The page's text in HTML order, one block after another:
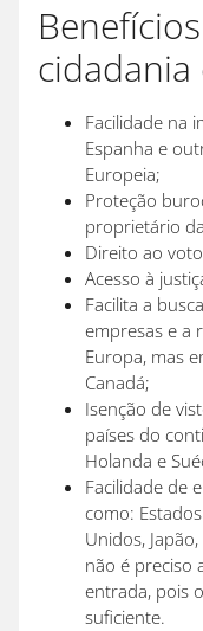
Facilidade na
Espanha e
Europeia;
Proteção
proprietário
Direito ao
Acesso à
Facilita a
empresas e a
Europa, mas
Canadá;
Isenção de
países do
Holanda e
Facilidade de
como:
Unidos,
não é preciso
entrada, pois
suficiente.